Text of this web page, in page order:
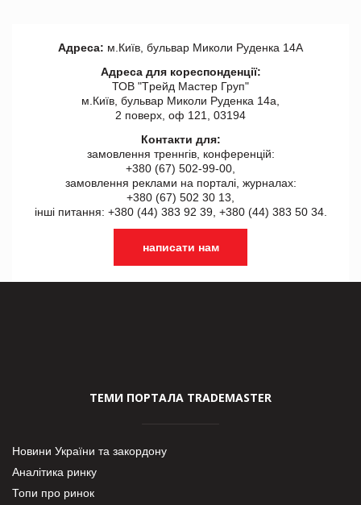
Адреса: м.Київ, бульвар Миколи Руденка 14А
Адреса для кореспонденції:
ТОВ "Tрейд Мастер Груп"
м.Київ, бульвар Миколи Руденка 14а,
2 поверх, оф 121, 03194
Контакти для:
замовлення треннгів, конференцій:
+380 (67) 502-99-00,
замовлення реклами на порталі, журналах:
+380 (67) 502 30 13,
інші питання: +380 (44) 383 92 39, +380 (44) 383 50 34.
написати нам
ТЕМИ ПОРТАЛА TRADEMASTER
Новини України та закордону
Аналітика ринку
Топи про ринок